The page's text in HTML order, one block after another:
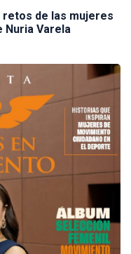
de las mujeres
Nuria Varela